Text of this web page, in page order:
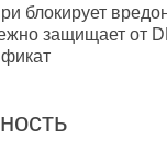
блокирует
защищает от